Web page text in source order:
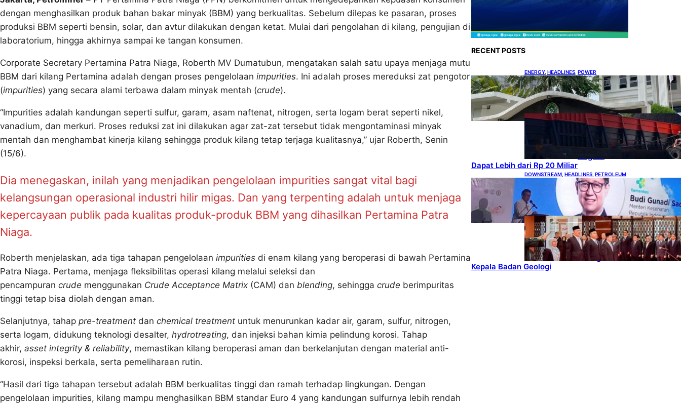
dengan menghasilkan produk bahan bakar minyak (BBM) yang berkualitas. Sebelum dilepas ke pasaran, proses
produksi BBM seperti bensin, solar, dan avtur dilakukan dengan ketat. Mulai dari pengolahan di kilang, pengujian di
laboratorium, hingga akhirnya sampai ke tangan konsumen.
Corporate Secretary Pertamina Patra Niaga, Roberth MV Dumatubun, mengatakan salah satu upaya menjaga mutu
BBM dari kilang Pertamina adalah dengan proses pengelolaan impurities. Ini adalah proses mereduksi zat pengotor
(impurities) yang secara alami terbawa dalam minyak mentah (crude).
“Impurities adalah kandungan seperti sulfur, garam, asam naftenat, nitrogen, serta logam berat seperti nikel,
vanadium, dan merkuri. Proses reduksi zat ini dilakukan agar zat-zat tersebut tidak mengontaminasi minyak
mentah dan menghambat kinerja kilang sehingga produk kilang tetap terjaga kualitasnya,” ujar Roberth, Senin
(15/6).
Dia menegaskan, inilah yang menjadikan pengelolaan impurities sangat vital bagi
kelangsungan operasional industri hilir migas. Dan yang terpenting adalah untuk menjaga
kepercayaan publik pada kualitas produk-produk BBM yang dihasilkan Pertamina Patra
Niaga.
Roberth menjelaskan, ada tiga tahapan pengelolaan impurities di enam kilang yang beroperasi di bawah Pertamina
Patra Niaga. Pertama, menjaga fleksibilitas operasi kilang melalui seleksi dan
pencampuran crude menggunakan Crude Acceptance Matrix (CAM) dan blending, sehingga crude berimpuritas
tinggi tetap bisa diolah dengan aman.
Selanjutnya, tahap pre-treatment dan chemical treatment untuk menurunkan kadar air, garam, sulfur, nitrogen,
serta logam, didukung teknologi desalter, hydrotreating, dan injeksi bahan kimia pelindung korosi. Tahap
akhir, asset integrity & reliability, memastikan kilang beroperasi aman dan berkelanjutan dengan material anti-
korosi, inspeksi berkala, serta pemeliharaan rutin.
“Hasil dari tiga tahapan tersebut adalah BBM berkualitas tinggi dan ramah terhadap lingkungan. Dengan
pengelolaan impurities, kilang mampu menghasilkan BBM standar Euro 4 yang kandungan sulfurnya lebih rendah
RECENT POSTS
ENERGY, HEADLINES POWER
Koalisi Bersihkan Indonesia
Ajukan Banding atas
Putusan Gugatan RUPTL
HEADLINES ,
MINING
Lelang
Batubara
Sitaan,
Dapat Lebih dari Rp 20 Miliar
DOWNSTREAM HEADLINES PETROLEUM
Digitalisasi Alat-Alat
Kesehatan Dukung
Pertumbuhan Industri Alkes
HEADLINES
PETROLEUM ,
UPSTREAM
Lana Saria
Dilantik
Sebagai
Kepala Badan Geologi